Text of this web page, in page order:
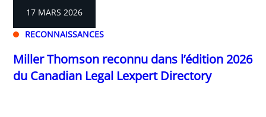
RECONNAISSANCES
17 MARS 2026
Miller Thomson reconnu dans l’édition 2026
du Canadian Legal Lexpert Directory